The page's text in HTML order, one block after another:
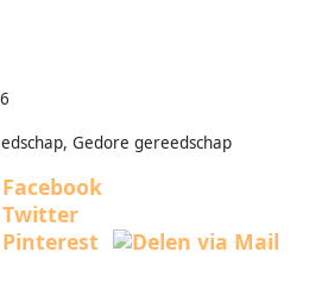
Gedore gereedschap